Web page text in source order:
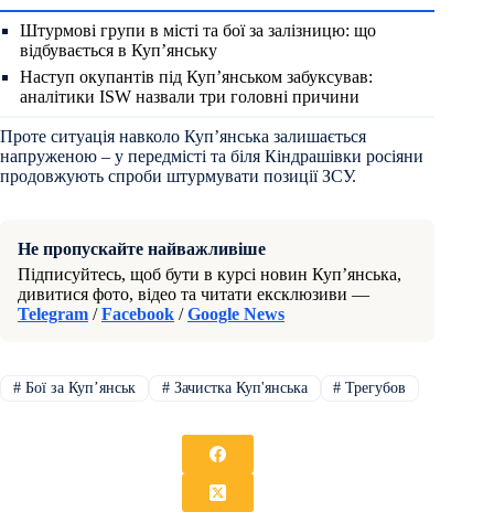
Штурмові групи в місті та бої за залізницю: що
відбувається в Куп’янську
Наступ окупантів під Куп’янськом забуксував:
аналітики ISW назвали три головні причини
Проте ситуація навколо Куп’янська залишається
напруженою – у передмісті та біля Кіндрашівки росіяни
продовжують спроби штурмувати позиції ЗСУ.
Не пропускайте найважливіше
Підписуйтесь, щоб бути в курсі новин Куп’янська,
дивитися фото, відео та читати ексклюзиви —
Telegram /Facebook /Google News
#Бої за Купʼянськ #Зачистка Куп'янська # Трегубов